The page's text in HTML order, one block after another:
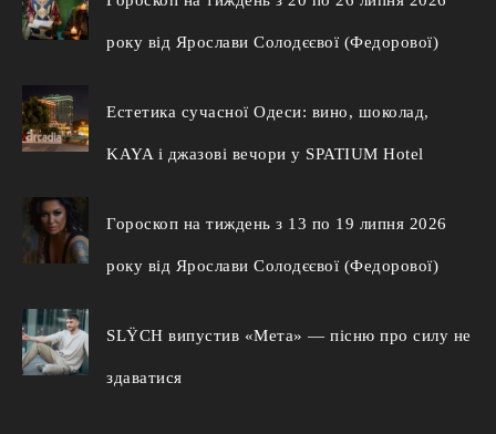
року від Ярослави Солодєєвої (Федорової)
Естетика сучасної Одеси: вино, шоколад,
KAYA і джазові вечори у SPATIUM Hotel
Гороскоп на тиждень з 13 по 19 липня 2026
року від Ярослави Солодєєвої (Федорової)
SLŸCH випустив «Мета» — пісню про силу не
здаватися